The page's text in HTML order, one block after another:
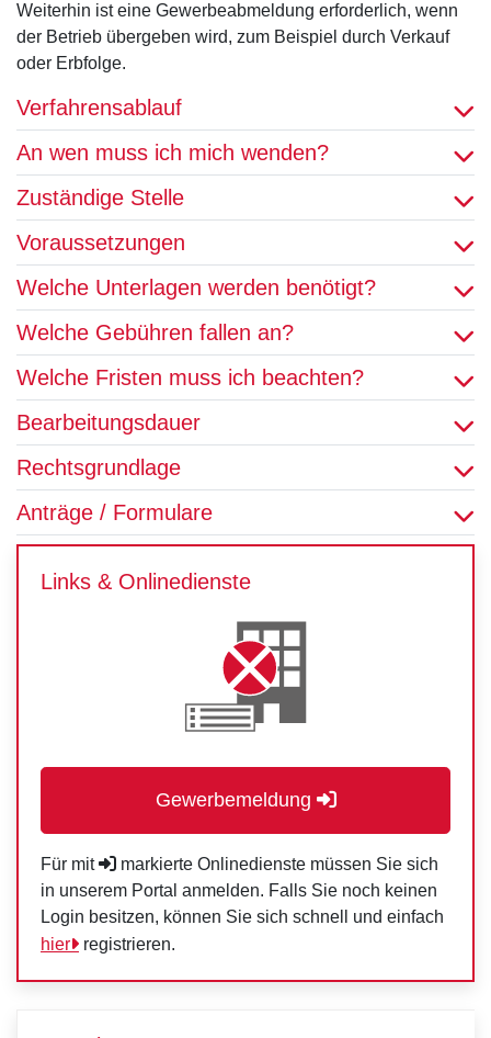
Weiterhin ist eine Gewerbeabmeldung erforderlich, wenn
der Betrieb übergeben wird, zum Beispiel durch Verkauf
oder Erbfolge.
Verfahrensablauf
An wen muss ich mich wenden?
Zuständige Stelle
Voraussetzungen
Welche Unterlagen werden benötigt?
Welche Gebühren fallen an?
Welche Fristen muss ich beachten?
Bearbeitungsdauer
Rechtsgrundlage
Anträge / Formulare
Links & Onlinedienste
Gewerbemeldung
Für mit
markierte Onlinedienste müssen Sie sich
in unserem Portal anmelden. Falls Sie noch keinen
Login besitzen, können Sie sich schnell und einfach
hier
registrieren.